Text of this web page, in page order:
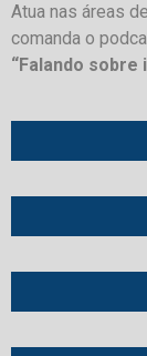
Atua nas áreas
comanda o
“Falando sobre